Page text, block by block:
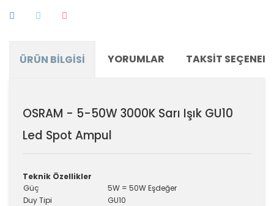
ÜRÜN BILGISI YORUMLAR TAKSIT
OSRAM - 5-50W 3000K Sarı Işık GU10
Led Spot Ampul
Teknik Özellikler
Güç
5W = 50W Eşdeğer
Duy Tipi
GU10